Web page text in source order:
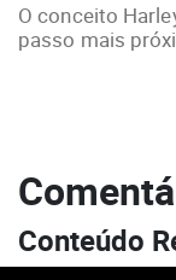
O conceito
passo mais
Conteúdo